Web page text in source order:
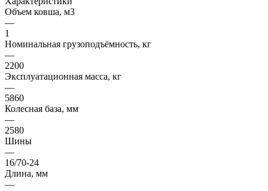
Объем ковша, м3
—
1
Номинальная грузоподъёмность, кг
—
2200
Эксплуатационная масса, кг
—
5860
Колесная база, мм
—
2580
Шины
—
16/70-24
Длина, мм
—